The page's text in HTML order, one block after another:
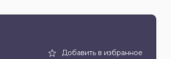
Добавить в избранное